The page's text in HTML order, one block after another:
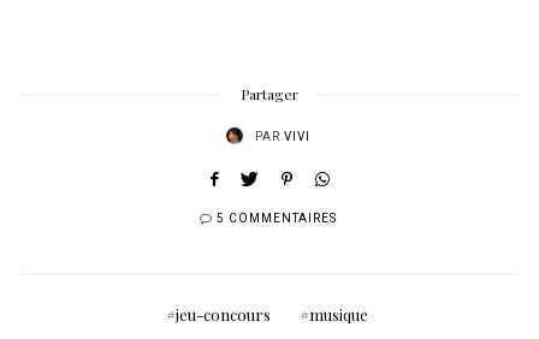
Partager
PAR VIVI
5 COMMENTAIRES
jeu-concours musique